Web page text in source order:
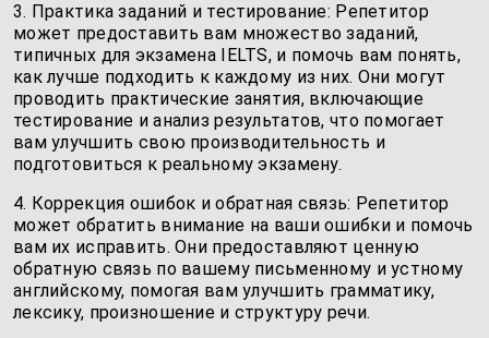
3. Практика заданий и тестирование: Репетитор
может предоставить вам множество заданий,
типичных для экзамена IELTS, и помочь вам понять,
как лучше подходить к каждому из них. Они могут
проводить практические занятия, включающие
тестирование и анализ результатов, что помогает
вам улучшить свою производительность и
подготовиться к реальному экзамену.
4. Коррекция ошибок и обратная связь: Репетитор
может обратить внимание на ваши ошибки и помочь
вам их исправить. Они предоставляют ценную
обратную связь по вашему письменному и устному
английскому, помогая вам улучшить грамматику,
лексику, произношение и структуру речи.